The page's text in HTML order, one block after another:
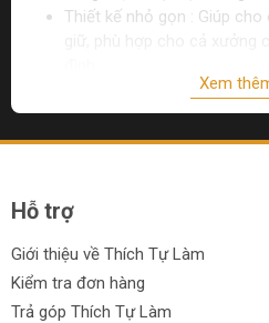
Thiết kế nhỏ gọn : Giúp
Danh sách các
Ê tô cơ khí Workin
Ê tô cơ khí Workpro
Ê tô cơ khí Tolsen
Xem
Hỗ trợ
Giới thiệu về Thích Tự Làm
Kiểm tra đơn hàng
Trả góp Thích Tự Làm